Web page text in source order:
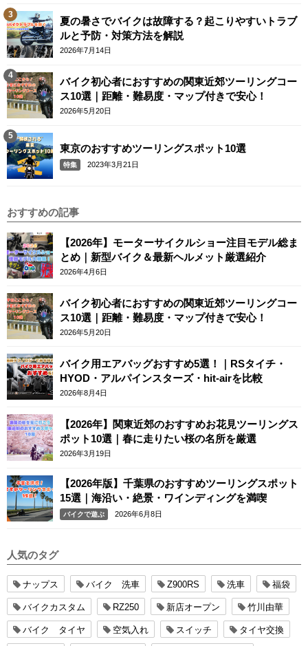
夏の暑さでバイクは故障する？起こりやすいトラブ
ルと予防・対策方法を解説
2026年7月14日
バイク初心者におすすめの関東近郊ツーリングコー
ス10選｜距離・難易度・マップ付きで安心！
2026年5月20日
東京のおすすめツーリングスポット10選
特集 2023年3月21日
おすすめの記事
【2026年】モーターサイクルショー注目モデル総ま
とめ｜新型バイク＆最新ヘルメット厳選紹介
2026年4月6日
バイク初心者におすすめの関東近郊ツーリングコー
ス10選｜距離・難易度・マップ付きで安心！
2026年5月20日
バイク用エアバッグおすすめ5選！｜RSタイチ・
HYOD・アルパインスターズ・hit-airを比較
2026年8月4日
【2026年】関東近郊のおすすめお花見ツーリングス
ポット10選｜春に走りたい桜の名所を厳選
2026年3月19日
【2026年版】千葉県のおすすめツーリングスポット
15選｜海沿い・絶景・ワインディングを満喫
バイクで遊ぶ 2026年6月8日
人気のタグ
ナップス バイク 洗車 Z900RS 洗車 福袋
バイクカスタム RZ250 新店オープン 竹川由華
バイク タイヤ 空気入れ スイッチ タイヤ交換